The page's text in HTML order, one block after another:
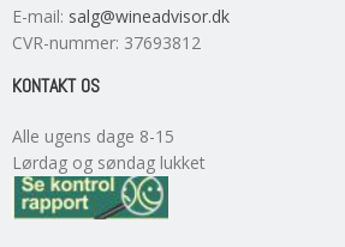
E-mail: salg@wineadvisor.dk
CVR-nummer: 37693812
KONTAKT OS
Alle ugens dage 8-15
Lørdag og søndag lukket